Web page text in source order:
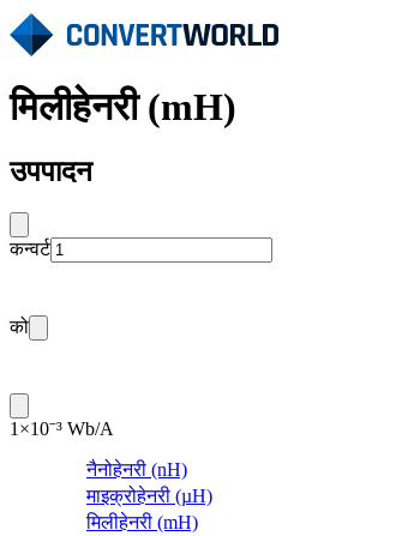
मिलीहेनरी (mH)
उपपादन
कन्वर्ट
को
1×10⁻³ Wb/A
नैनोहेनरी (nH)
माइक्रोहेनरी (µH)
मिलीहेनरी (mH)